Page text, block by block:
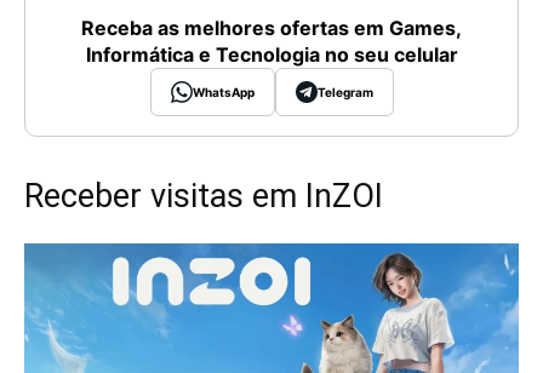
Receba as melhores ofertas em Games,
Informática e Tecnologia no seu celular
WhatsApp Telegram
Receber visitas em InZOI